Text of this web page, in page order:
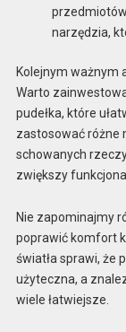
narzędzia,
Kolejnym ważnym
Warto
pudełka, które
zastosować różne
schowanych
zwiększy
Nie zapominajmy
poprawić komfort
światła sprawi, że
użyteczna, a
wiele łatwiejsze.